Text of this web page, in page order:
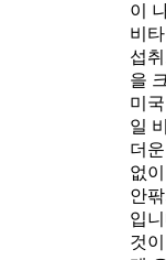
이
비
섭
을
미
일
더
없
안
입
것